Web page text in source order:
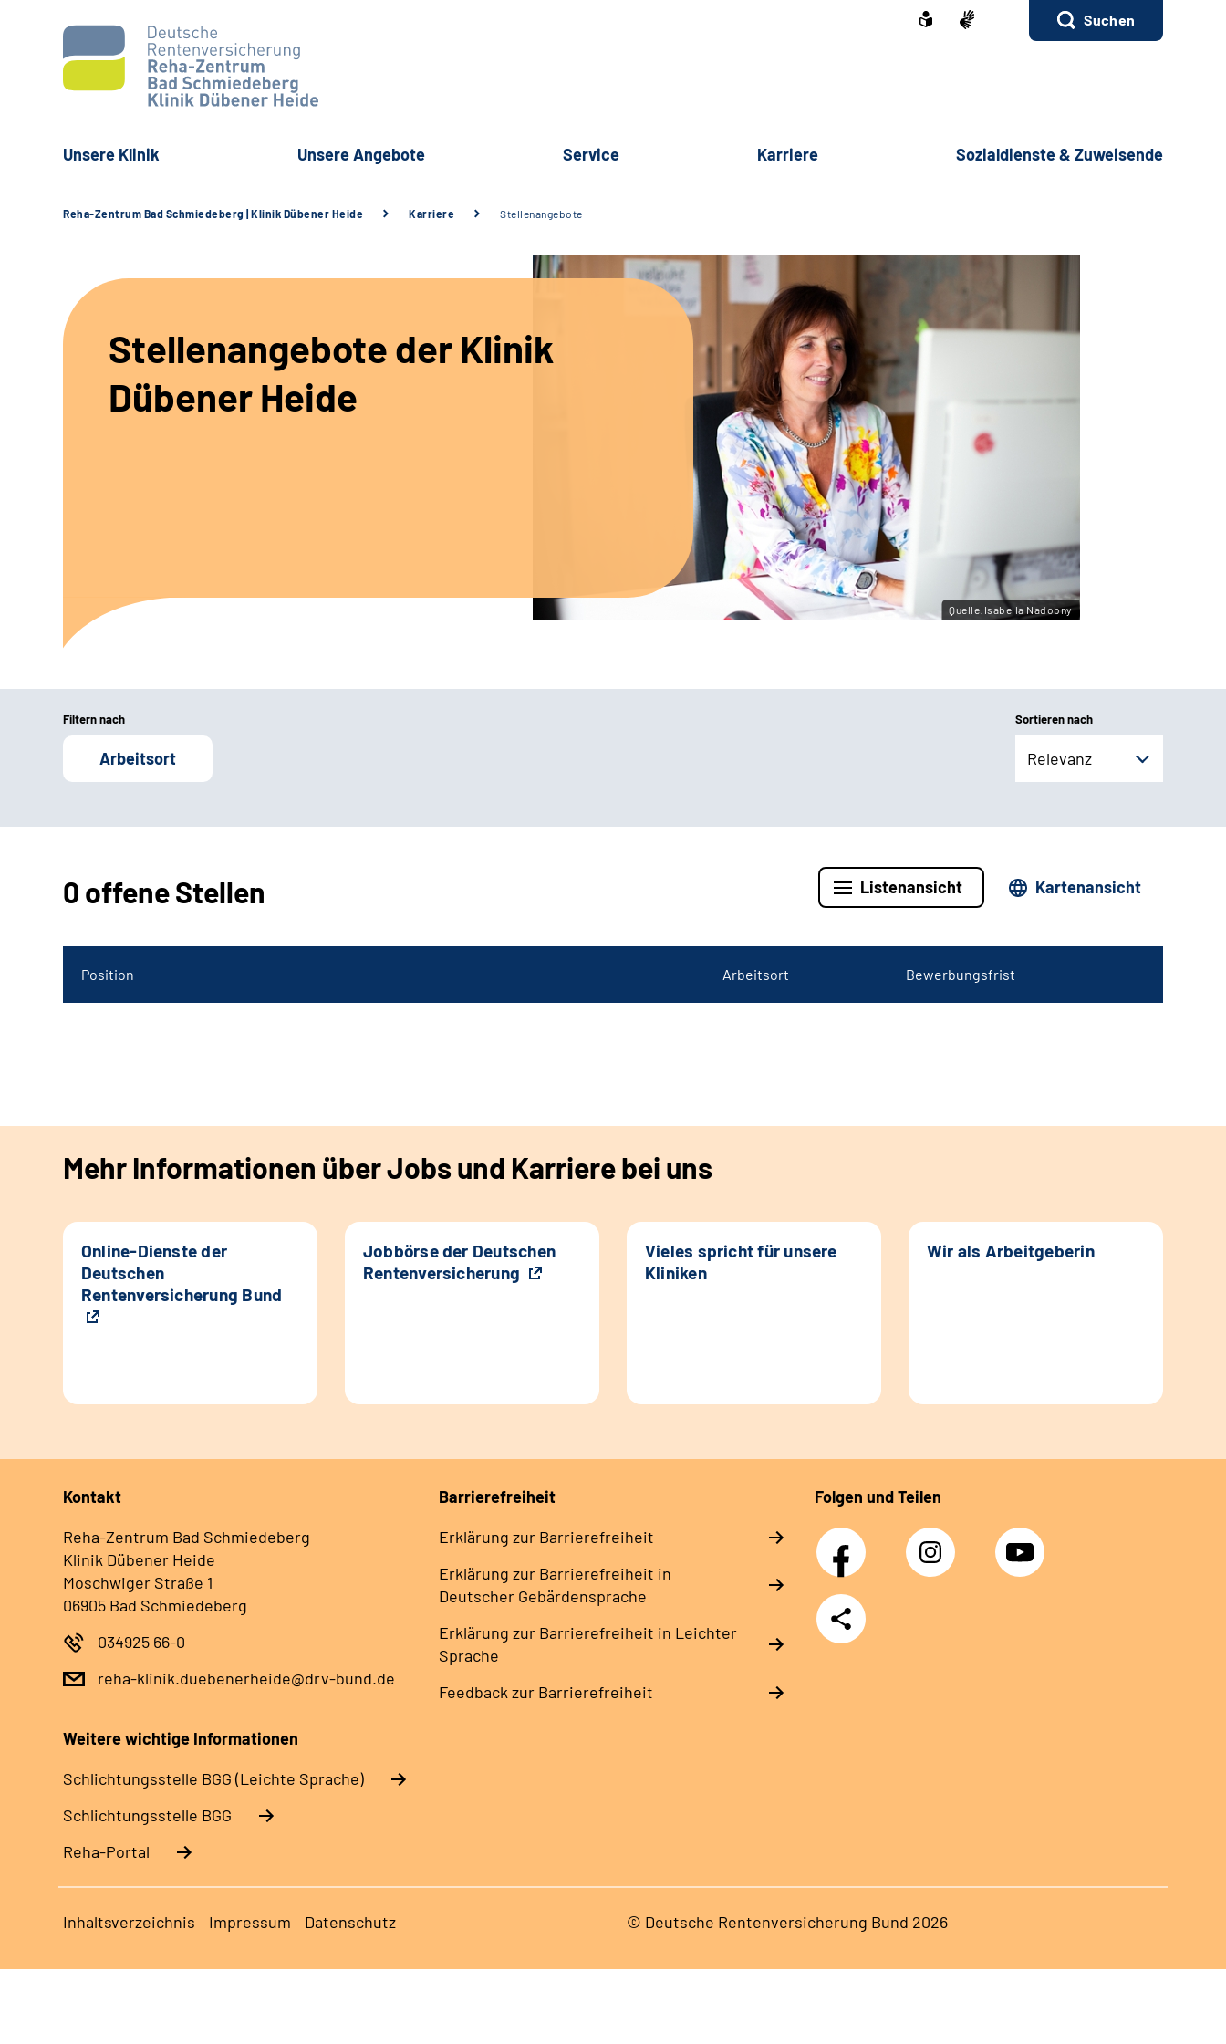
Suchen
Unsere Klinik Unsere Angebote Service Karriere Sozialdienste & Zuweisende
Reha-Zentrum Bad Schmiedeberg | Klinik Dübener Heide Karriere Stellenangebote
Stellenangebote der Klinik
Dübener Heide
Quelle:Isabella Nadobny
Filtern nach
Arbeitsort
Sortieren nach
Relevanz
0 offene Stellen Listenansicht Kartenansicht
Position Arbeitsort Bewerbungsfrist
Mehr Informationen über Jobs und Karriere bei uns
Online-Dienste der
Deutschen
Rentenversicherung Bund
Jobbörse der Deutschen
Rentenversicherung
Vieles spricht für unsere
Kliniken
Wir als Arbeitgeberin
Kontakt
Reha-Zentrum Bad Schmiedeberg
Klinik Dübener Heide
Moschwiger Straße 1
06905 Bad Schmiedeberg
034925 66-0
reha-klinik.duebenerheide@drv-bund.de
Barrierefreiheit
Erklärung zur Barrierefreiheit
Erklärung zur Barrierefreiheit in
Deutscher Gebärdensprache
Erklärung zur Barrierefreiheit in Leichter
Sprache
Feedback zur Barrierefreiheit
Folgen und Teilen
Facebook Instagram YouTube
Teilen
Weitere wichtige Informationen
Schlich­tungs­stel­le BGG (Leichte Sprache)
Schlich­tungs­stel­le BGG
Reha-Portal
Inhaltsverzeichnis Impressum Datenschutz © Deutsche Rentenversicherung Bund 2026